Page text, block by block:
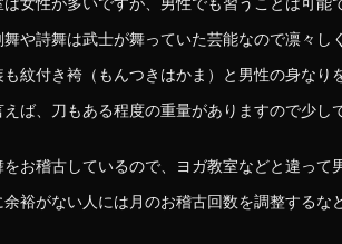
や詩舞は武士が舞っていた芸能なので凛々し
紋付き袴（もんつきはかま）と男性の身なり
えば、刀もある程度の重量がありますので少
お稽古しているので、ヨガ教室などと違って
裕がない人には月のお稽古回数を調整するな